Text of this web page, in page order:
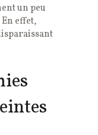
un peu
effet,